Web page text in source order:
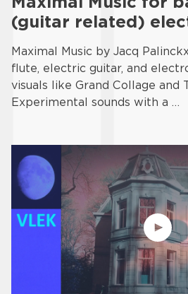
(guitar related)
Maximal Music by Jacq
flute, electric guitar, and
visuals like Grand Collage and
Experimental sounds with a …